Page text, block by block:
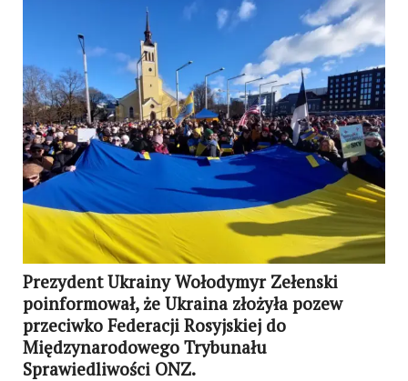
Prezydent Ukrainy Wołodymyr Zełenski
poinformował, że Ukraina złożyła pozew
przeciwko Federacji Rosyjskiej do
Międzynarodowego Trybunału
Sprawiedliwości ONZ.